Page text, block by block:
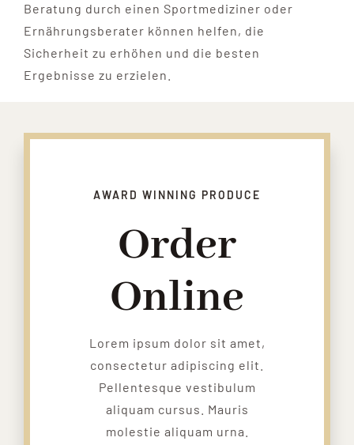
Beratung durch einen Sportmediziner oder
Ernährungsberater können helfen, die
Sicherheit zu erhöhen und die besten
Ergebnisse zu erzielen.
AWARD WINNING PRODUCE
Order
Online
Lorem ipsum dolor sit amet,
consectetur adipiscing elit.
Pellentesque vestibulum
aliquam cursus. Mauris
molestie aliquam urna.